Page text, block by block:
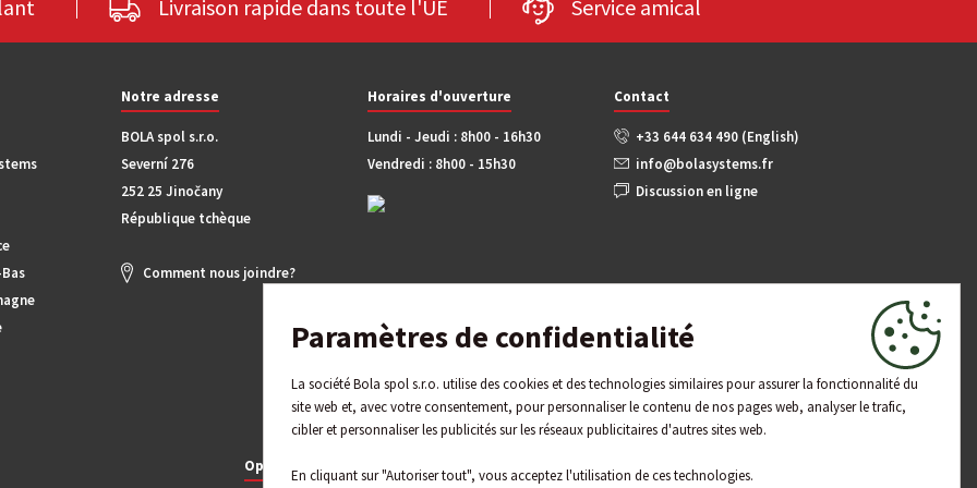
Paramètres de confidentialité
La société Bola spol s.r.o. utilise des cookies et des technologies similaires pour assurer la fonctionnalité du
site web et, avec votre consentement, pour personnaliser le contenu de nos pages web, analyser le trafic,
cibler et personnaliser les publicités sur les réseaux publicitaires d'autres sites web.
En cliquant sur "Autoriser tout", vous acceptez l'utilisation de ces technologies.
Livraison rapide dans toute l'UE Service amical
Notre adresse
BOLA spol s.r.o.
Severní 276
252 25 Jinočany
République tchèque
Comment nous joindre?
Horaires d'ouverture
Lundi - Jeudi : 8h00 - 16h30
Vendredi : 8h00 - 15h30
Contact
+33 644 634 490 (English)
info@bolasystems.fr
Discussion en ligne
Options de paiement